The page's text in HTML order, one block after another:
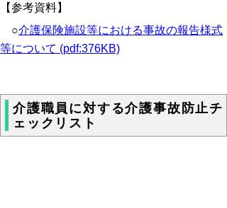
【参考資料】
○介護保険施設等における事故の報告様式
等について (pdf:376KB)
介護職員に対する介護事故防止チ
ェックリスト